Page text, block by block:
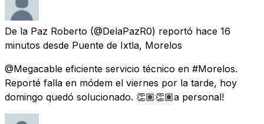
De la Paz Roberto (@DelaPazR0) reportó hace 16
minutos desde Puente de Ixtla, Morelos
@Megacable eficiente servicio técnico en #Morelos.
Reporté falla en módem el viernes por la tarde, hoy
domingo quedó solucionado. 👏🏽👏🏽a personal!